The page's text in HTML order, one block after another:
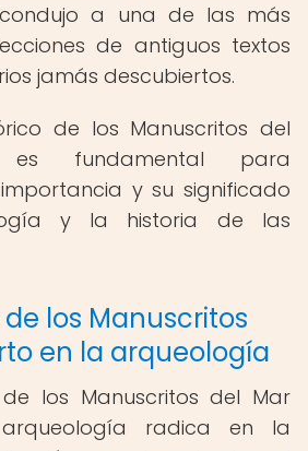
a una de las más
de antiguos textos
jamás descubiertos.
de los Manuscritos del
fundamental para
y su significado
y la historia de las
los Manuscritos
en la arqueología
los Manuscritos del Mar
radica en la